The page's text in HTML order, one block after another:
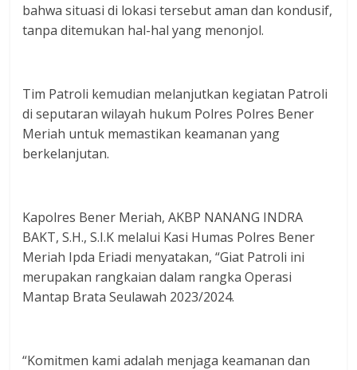
bahwa situasi di lokasi tersebut aman dan kondusif,
tanpa ditemukan hal-hal yang menonjol.
Tim Patroli kemudian melanjutkan kegiatan Patroli
di seputaran wilayah hukum Polres Polres Bener
Meriah untuk memastikan keamanan yang
berkelanjutan.
Kapolres Bener Meriah, AKBP NANANG INDRA
BAKT, S.H., S.I.K melalui Kasi Humas Polres Bener
Meriah Ipda Eriadi menyatakan, “Giat Patroli ini
merupakan rangkaian dalam rangka Operasi
Mantap Brata Seulawah 2023/2024.
“Komitmen kami adalah menjaga keamanan dan